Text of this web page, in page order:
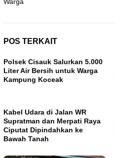
Warga
POS TERKAIT
Polsek Cisauk Salurkan 5.000
Liter Air Bersih untuk Warga
Kampung Koceak
Kabel Udara di Jalan WR
Supratman dan Merpati Raya
Ciputat Dipindahkan ke
Bawah Tanah